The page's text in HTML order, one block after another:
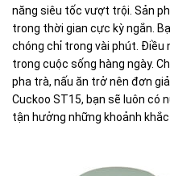
năng siêu tốc vượt trội. Sản
trong thời gian cực kỳ ngắn.
chóng chỉ trong vài phút. Điều
trong cuộc sống hàng ngày.
pha trà, nấu ăn trở nên đơn
Cuckoo ST15, bạn sẽ luôn có
tận hưởng những khoảnh